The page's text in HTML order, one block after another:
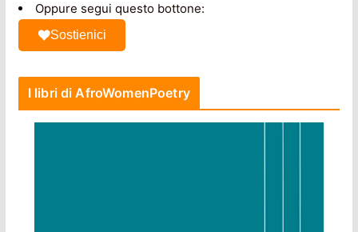
Oppure segui questo bottone:
Sostienici
I libri di AfroWomenPoetry